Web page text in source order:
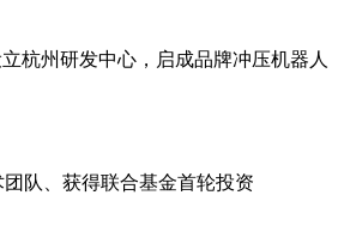
杭州研发中心，启成品牌冲压机器人
队、获得联合基金首轮投资